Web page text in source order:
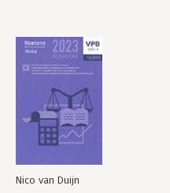
Nico van Duijn